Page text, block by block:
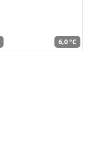
6,0 °C